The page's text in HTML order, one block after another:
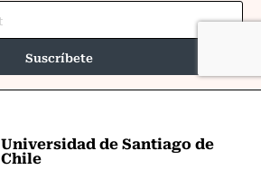
Universidad de Santiago de
Chile